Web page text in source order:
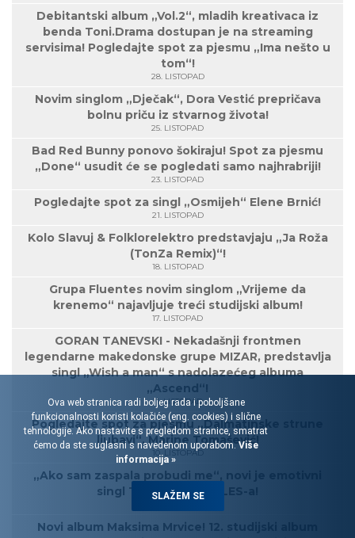
Debitantski album „Vol.2“, mladih kreativaca iz
benda Toni.Drama dostupan je na streaming
servisima! Pogledajte spot za pjesmu „Ima nešto u
tom“!
28. LISTOPAD
Novim singlom „Dječak“, Dora Vestić prepričava
bolnu priču iz stvarnog života!
25. LISTOPAD
Bad Red Bunny ponovo šokiraju! Spot za pjesmu
„Done“ usudit će se pogledati samo najhrabriji!
23. LISTOPAD
Pogledajte spot za singl „Osmijeh“ Elene Brnić!
21. LISTOPAD
Kolo Slavuj & Folklorelektro predstavjaju „Ja Roža
(TonZa Remix)“!
18. LISTOPAD
Grupa Fluentes novim singlom „Vrijeme da
krenemo“ najavljuje treći studijski album!
17. LISTOPAD
GORAN TANEVSKI - Nekadašnji frontmen
legendarne makedonske grupe MIZAR, predstavlja
singl „Wish a man“ s nadolazećeg albuma
„Ascend“!
11. LISTOPAD
Pogledajte spot za pjesmu „Dalmatinske strune
ljubavi“, Marine Tomašević!
10. LISTOPAD
„Ako sam zaspala probudi me“, novi je emotivni
singl Tvrtka Hopeka LES-a!
Novi album Maksima Mrvice! 12. studijski album
Ova web stranica radi boljeg rada i poboljšane
funkcionalnosti koristi kolačiće (eng. cookies) i slične
tehnologije. Ako nastavite s pregledom stranice, smatrat
ćemo da ste suglasni s navedenom uporabom.Više
informacija »
SLAŽEM SE